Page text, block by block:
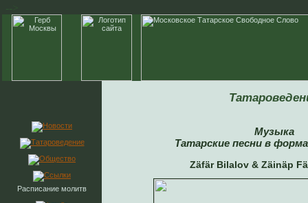
Расписание молитв
Музыка
Татарские песни в
Zäfär Bilalov & Zäinäp